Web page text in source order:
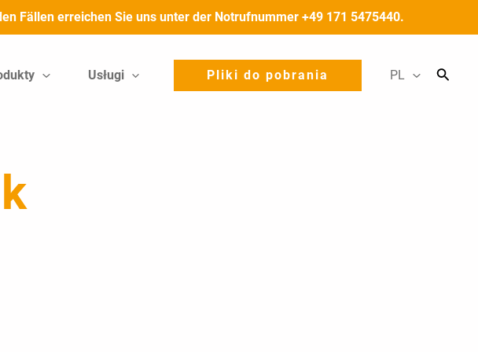
Fällen erreichen Sie uns unter der Notrufnummer +49 171 5475440.
Usługi Pliki do pobrania PL